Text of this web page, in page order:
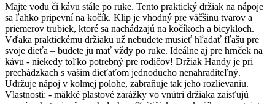
Majte vodu či kávu stále po ruke. Tento praktický držiak na nápoje
sa ľahko pripevní na kočík. Klip je vhodný pre väčšinu tvarov a
priemerov trubiek, ktoré sa nachádzajú na kočíkoch a bicykloch.
Vďaka praktickému držiaku už nebudete musieť hľadať fľašu pre
svoje dieťa – budete ju mať vždy po ruke. Ideálne aj pre hrnček na
kávu - niekedy toľko potrebný pre rodičov! Držiak Handy je pri
prechádzkach s vašim dieťaťom jednoducho nenahraditeľný.
Udržuje nápoj v kolmej polohe, zabraňuje tak jeho rozlievaniu.
Vlastnosti: - mäkké plastové zarážky vo vnútri držiaka zaisťujú